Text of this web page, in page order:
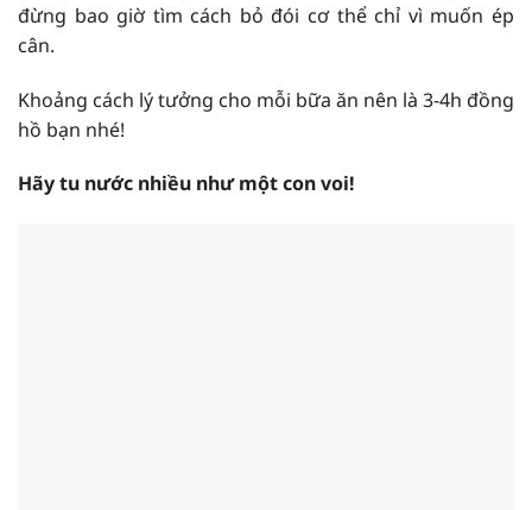
đừng bao giờ tìm cách bỏ đói cơ thể chỉ vì muốn ép
cân.
Khoảng cách lý tưởng cho mỗi bữa ăn nên là 3-4h đồng
hồ bạn nhé!
Hãy tu nước nhiều như một con voi!